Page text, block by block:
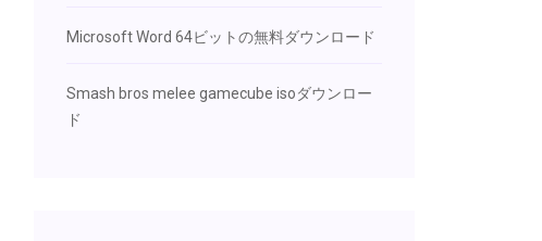
Microsoft Word 64ビットの無料ダウンロード
Smash bros melee gamecube isoダウンロー
ド